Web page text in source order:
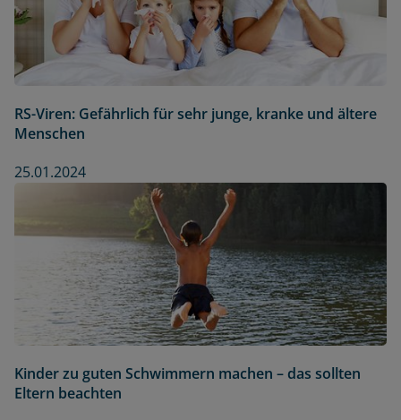
RS-Viren: Gefährlich für sehr junge, kranke und ältere
Menschen
25.01.2024
Kinder zu guten Schwimmern machen – das sollten
Eltern beachten